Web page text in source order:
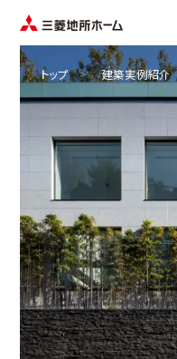
トップ 建築実例紹介